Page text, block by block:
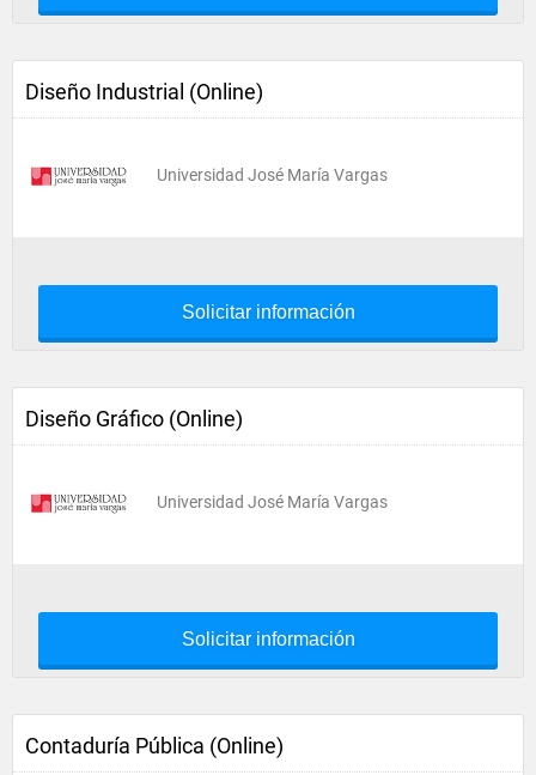
Diseño Industrial (Online)
Universidad José María Vargas
Solicitar información
Diseño Gráfico (Online)
Universidad José María Vargas
Solicitar información
Contaduría Pública (Online)